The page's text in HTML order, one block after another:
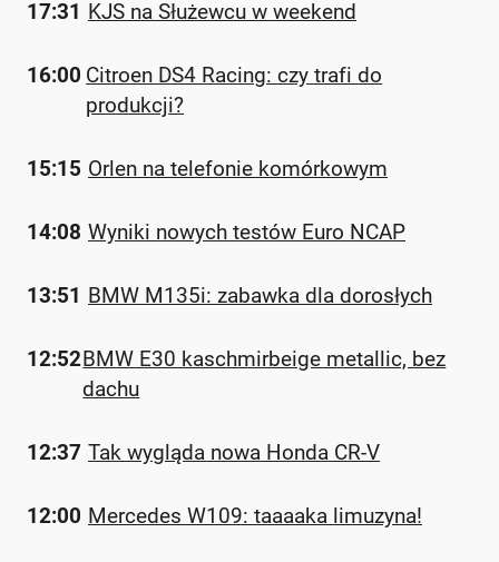
17:31 KJS na Służewcu w weekend
16:00 Citroen DS4 Racing: czy trafi do
produkcji?
15:15 Orlen na telefonie komórkowym
14:08 Wyniki nowych testów Euro NCAP
13:51 BMW M135i: zabawka dla dorosłych
12:52BMW E30 kaschmirbeige metallic, bez
dachu
12:37 Tak wygląda nowa Honda CR-V
12:00 Mercedes W109: taaaaka limuzyna!